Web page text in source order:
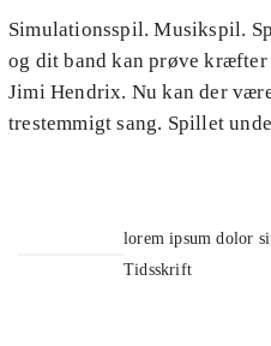
Simulationsspil. Musikspil.
og dit band kan prøve kræfter
Jimi Hendrix. Nu kan der
trestemmigt sang. Spillet
lorem ipsum dolor
Tidsskrift